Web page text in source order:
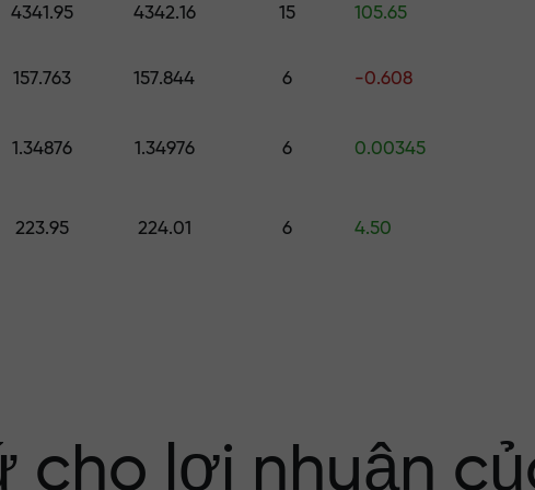
rủi ro — chúng
của bạn
trên thị trường
4341.95 4342.16 15 105.65
157.763 157.844 6 -0.608
1.34876 1.34976 6 0.00345
223.95 224.01 6 4.50
cho lợi nhuận